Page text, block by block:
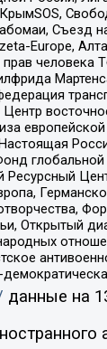
Съезд
Europe,
Центр
Открытый
данные на